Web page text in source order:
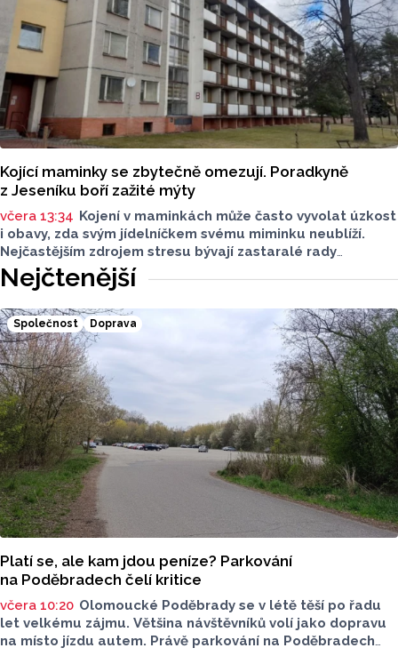
Kojící maminky se zbytečně omezují. Poradkyně
z Jeseníku boří zažité mýty
včera 13:34 Kojení v maminkách může často vyvolat úzkost
i obavy, zda svým jídelníčkem svému miminku neublíží.
Nejčastějším zdrojem stresu bývají zastaralé rady
o nutnosti radikálního omezování jídelníčku, vyhýbání
se nadýmavým potravinám nebo preventivnímu vyřazování
z Jeseníku.
Nejčtenější
Společnost Doprava
Platí se, ale kam jdou peníze? Parkování
na Poděbradech čelí kritice
včera 10:20 Olomoucké Poděbrady se v létě těší po řadu
let velkému zájmu. Většina návštěvníků volí jako dopravu
na místo jízdu autem. Právě parkování na Poděbradech